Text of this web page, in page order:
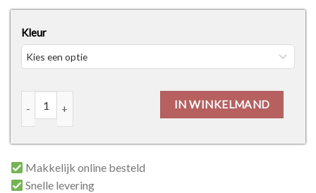
Kleur
IN WINKELMAND
Aluminium Steunbeugels - gelakt aantal
Makkelijk online besteld
Snelle levering